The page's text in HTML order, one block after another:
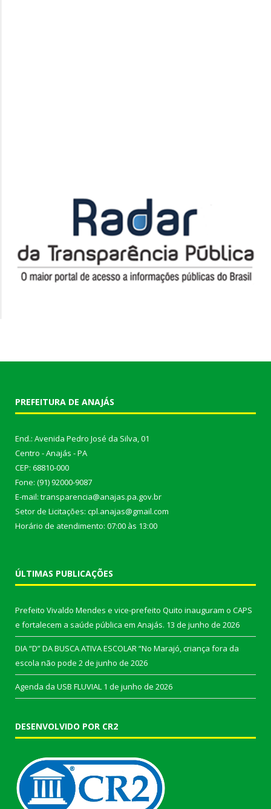
PREFEITURA DE ANAJÁS
End.: Avenida Pedro José da Silva, 01
Centro - Anajás - PA
CEP: 68810-000
Fone: (91) 92000-9087
E-mail: transparencia@anajas.pa.gov.br
Setor de Licitações: cpl.anajas@gmail.com
Horário de atendimento: 07:00 às 13:00
ÚLTIMAS PUBLICAÇÕES
Prefeito Vivaldo Mendes e vice-prefeito Quito inauguram o CAPS
e fortalecem a saúde pública em Anajás. 13 de junho de 2026
DIA “D” DA BUSCA ATIVA ESCOLAR “No Marajó, criança fora da
escola não pode 2 de junho de 2026
Agenda da USB FLUVIAL 1 de junho de 2026
DESENVOLVIDO POR CR2